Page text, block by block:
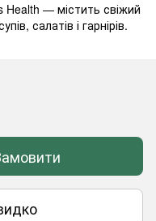
— містить свіжий
салатів і гарнірів.